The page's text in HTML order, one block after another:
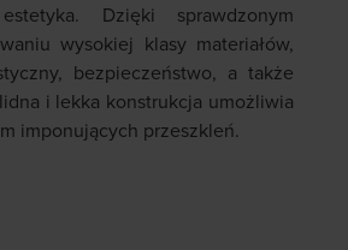
Dzięki sprawdzonym
wysokiej klasy materiałów,
bezpieczeństwo, a także
i lekka konstrukcja umożliwia
imponujących przeszkleń.